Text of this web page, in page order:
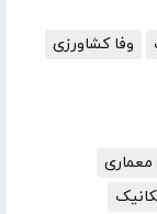
وفا کشاورزی